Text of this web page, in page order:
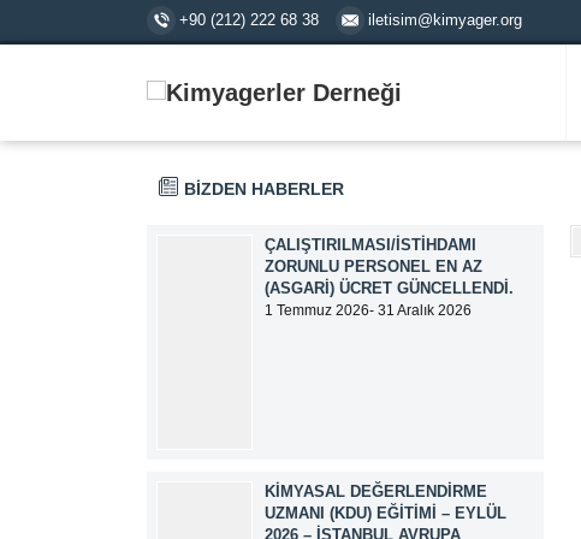
+90 (212) 222 68 38 iletisim@kimyager.org
BİZDEN HABERLER
ÇALIŞTIRILMASI/İSTIHDAMI
ZORUNLU PERSONEL EN AZ
(ASGARI) ÜCRET GÜNCELLENDI.
1 Temmuz 2026- 31 Aralık 2026
KIMYASAL DEĞERLENDIRME
UZMANI (KDU) EĞITIMI – EYLÜL
2026 – İSTANBUL AVRUPA